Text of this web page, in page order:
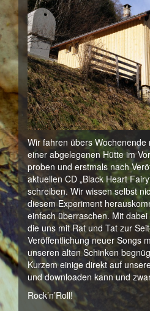
Wir fahren übers
einer abgelegenen Hütte im
proben und erstmals nach
aktuellen CD „Black Heart
schreiben. Wir wissen selbst
diesem Experiment
einfach überraschen. Mit
die uns mit Rat und Tat zur
Veröffentlichung neuer Songs
unseren alten Schinken
Kurzem einige direkt auf
und downloaden kann und
Rock’n’Roll!